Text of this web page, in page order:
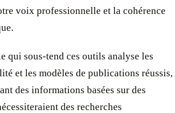
voix professionnelle et la cohérence
qui sous-tend ces outils analyse les
et les modèles de publications réussis,
des informations basées sur des
des recherches